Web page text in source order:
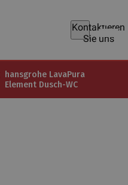
Kontaktieren
Sie uns
hansgrohe LavaPura
Element Dusch-WC